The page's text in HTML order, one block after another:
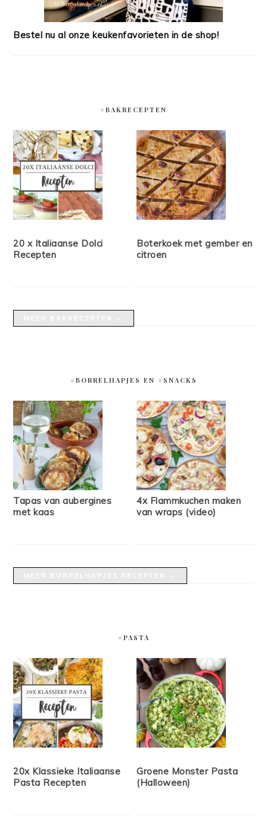
Bestel nu al onze keukenfavorieten in de shop!
#BAKRECEPTEN
20 x Italiaanse Dolci
Recepten
Boterkoek met gember en
citroen
#BORRELHAPJES EN #SNACKS
Tapas van aubergines
met kaas
4x Flammkuchen maken
van wraps (video)
#PASTA
20x Klassieke Italiaanse
Pasta Recepten
Groene Monster Pasta
(Halloween)